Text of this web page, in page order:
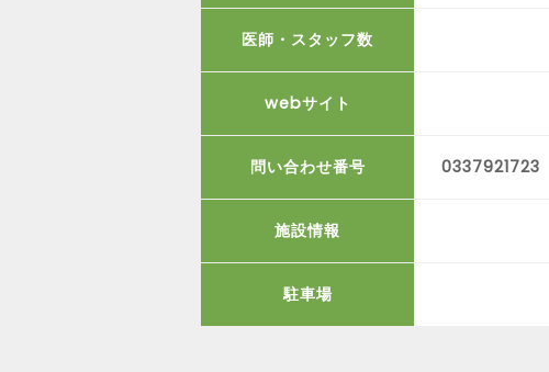
医師・スタッフ数
webサイト
問い合わせ番号 0337921723
施設情報
駐車場